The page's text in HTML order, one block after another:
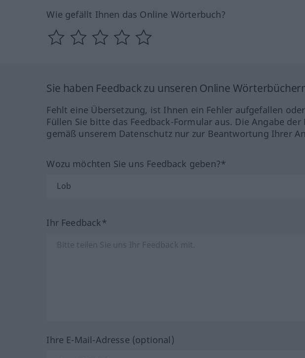
Wie gefällt Ihnen das Online Wörterbuch?
Sie haben Feedback zu unseren Online
Fehlt eine Übersetzung, ist Ihnen ein Fehler aufgefallen
Füllen Sie bitte das Feedback-Formular aus. Die Angabe
gemäß unserem Datenschutz nur zur Beantwortung Ihrer
Wozu möchten Sie uns Feedback geben?*
Ihr Feedback*
Ihre E-Mail-Adresse (optional)